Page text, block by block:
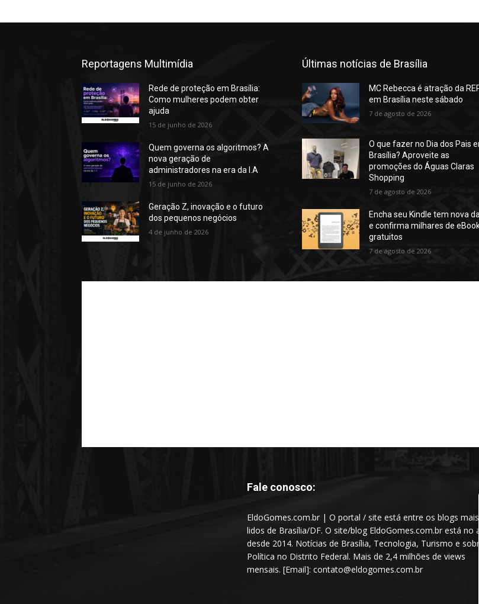
Reportagens Multimídia
Rede de proteção em Brasília:
Como mulheres podem obter
ajuda
15 de junho de 2026
Quem governa os algoritmos? A
nova geração de
administradores na era da I.A
15 de junho de 2026
Geração Z, inovação e o futuro
dos pequenos negócios
4 de junho de 2026
Últimas notícias de Brasília
MC Rebecca é atração da
em Brasília neste sábado
7 de agosto de 2026
O que fazer no Dia dos Pais
Brasília? Aproveite as
promoções do Águas Claras
Shopping
7 de agosto de 2026
Encha seu Kindle tem nova
e confirma milhares de
gratuitos
7 de agosto de 2026
Fale conosco:
EldoGomes.com.br | O portal / site está entre os blogs mais
lidos de Brasília/DF. O site/blog EldoGomes.com.br está no ar
desde 2014. Notícias de Brasília, Tecnologia, Turismo e
Política no Distrito Federal. Mais de 2,4 milhões de views
mensais. [Email]: contato@eldogomes.com.br